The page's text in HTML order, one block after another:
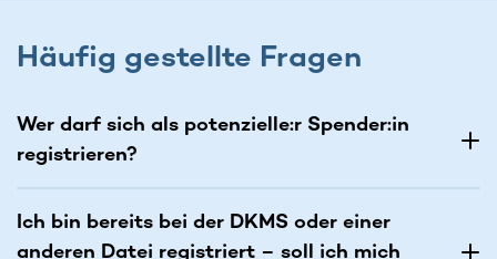
Häufig gestellte Fragen
Wer darf sich als potenzielle:r Spender:in
registrieren?
Ich bin bereits bei der DKMS oder einer
anderen Datei registriert – soll ich mich